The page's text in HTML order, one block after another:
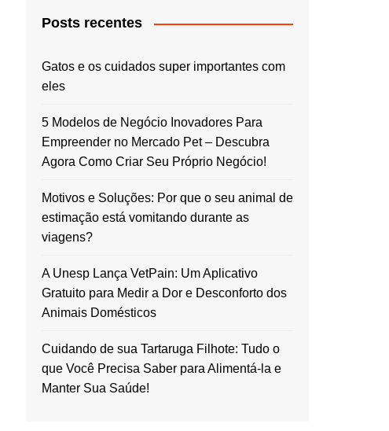
Posts recentes
Gatos e os cuidados super importantes com
eles
5 Modelos de Negócio Inovadores Para
Empreender no Mercado Pet – Descubra
Agora Como Criar Seu Próprio Negócio!
Motivos e Soluções: Por que o seu animal de
estimação está vomitando durante as
viagens?
A Unesp Lança VetPain: Um Aplicativo
Gratuito para Medir a Dor e Desconforto dos
Animais Domésticos
Cuidando de sua Tartaruga Filhote: Tudo o
que Você Precisa Saber para Alimentá-la e
Manter Sua Saúde!